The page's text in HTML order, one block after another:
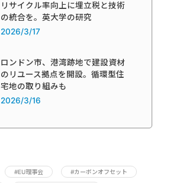
リサイクル率向上に埋立税と技術
の統合を。英大学の研究
2026/3/17
ロンドン市、港湾跡地で建設資材
のリユース拠点を開設。循環型住
宅地の取り組みも
2026/3/16
#EU理事会 #カーボンオフセット